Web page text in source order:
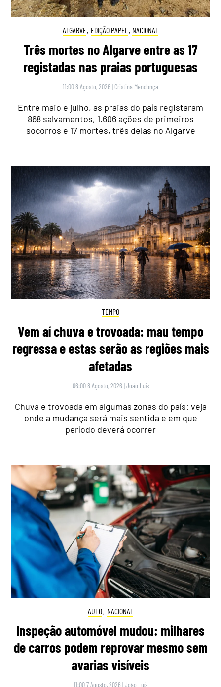
ALGARVE, EDIÇÃO PAPEL , NACIONAL
Três mortes no Algarve entre as 17
registadas nas praias portuguesas
11:00 8 Agosto, 2026 | Cristina Mendonça
Entre maio e julho, as praias do país registaram
868 salvamentos, 1.606 ações de primeiros
socorros e 17 mortes, três delas no Algarve
TEMPO
Vem aí chuva e trovoada: mau tempo
regressa e estas serão as regiões mais
afetadas
06:00 8 Agosto, 2026 |João Luís
Chuva e trovoada em algumas zonas do país: veja
onde a mudança será mais sentida e em que
período deverá ocorrer
AUTO, NACIONAL
Inspeção automóvel mudou: milhares
de carros podem reprovar mesmo sem
avarias visíveis
11:00 7 Agosto, 2026 |João Luís